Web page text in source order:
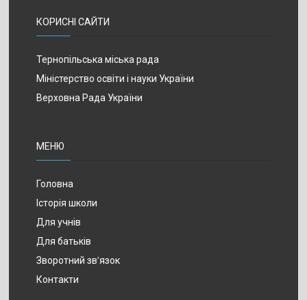
КОРИСНІ САЙТИ
Тернопільська міська рада
Міністерство освіти і науки України
Верховна Рада України
МЕНЮ
Головна
Історія школи
Для учнів
Для батьків
Зворотний зв’язок
Контакти